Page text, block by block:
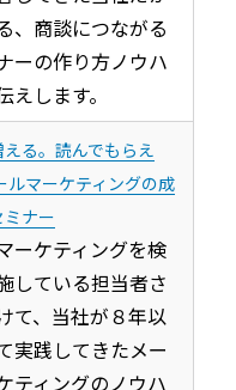
、商談につながる
ーの作り方ノウハ
えします。
る。読んでもらえ
ルマーケティングの成
ナー
ーケティングを検
している担当者さ
て、当社が８年以
実践してきたメー
ティングのノウハ